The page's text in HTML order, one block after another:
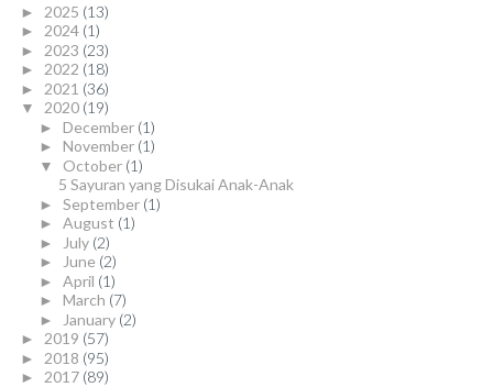
► 2025 (13)
► 2024 (1)
► 2023 (23)
► 2022 (18)
► 2021 (36)
▼ 2020 (19)
► December (1)
► November (1)
▼ October (1)
5 Sayuran yang Disukai Anak-Anak
► September (1)
► August (1)
► July (2)
► June (2)
► April (1)
► March (7)
► January (2)
► 2019 (57)
► 2018 (95)
► 2017 (89)